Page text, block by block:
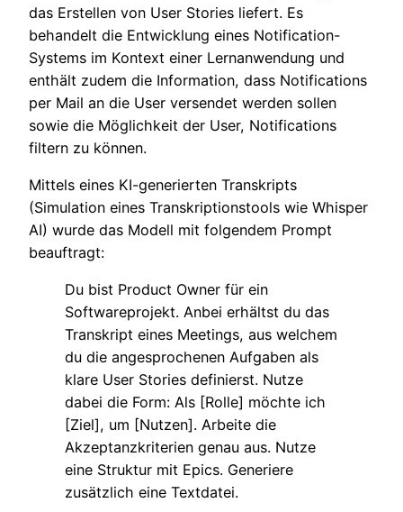
das Erstellen von User Stories liefert. Es
behandelt die Entwicklung eines Notification-
Systems im Kontext einer Lernanwendung und
enthält zudem die Information, dass Notifications
per Mail an die User versendet werden sollen
sowie die Möglichkeit der User, Notifications
filtern zu können.
Mittels eines KI-generierten Transkripts
(Simulation eines Transkriptionstools wie Whisper
AI) wurde das Modell mit folgendem Prompt
beauftragt:
Du bist Product Owner für ein
Softwareprojekt. Anbei erhältst du das
Transkript eines Meetings, aus welchem
du die angesprochenen Aufgaben als
klare User Stories definierst. Nutze
dabei die Form: Als [Rolle] möchte ich
[Ziel], um [Nutzen]. Arbeite die
Akzeptanzkriterien genau aus. Nutze
eine Struktur mit Epics. Generiere
zusätzlich eine Textdatei.